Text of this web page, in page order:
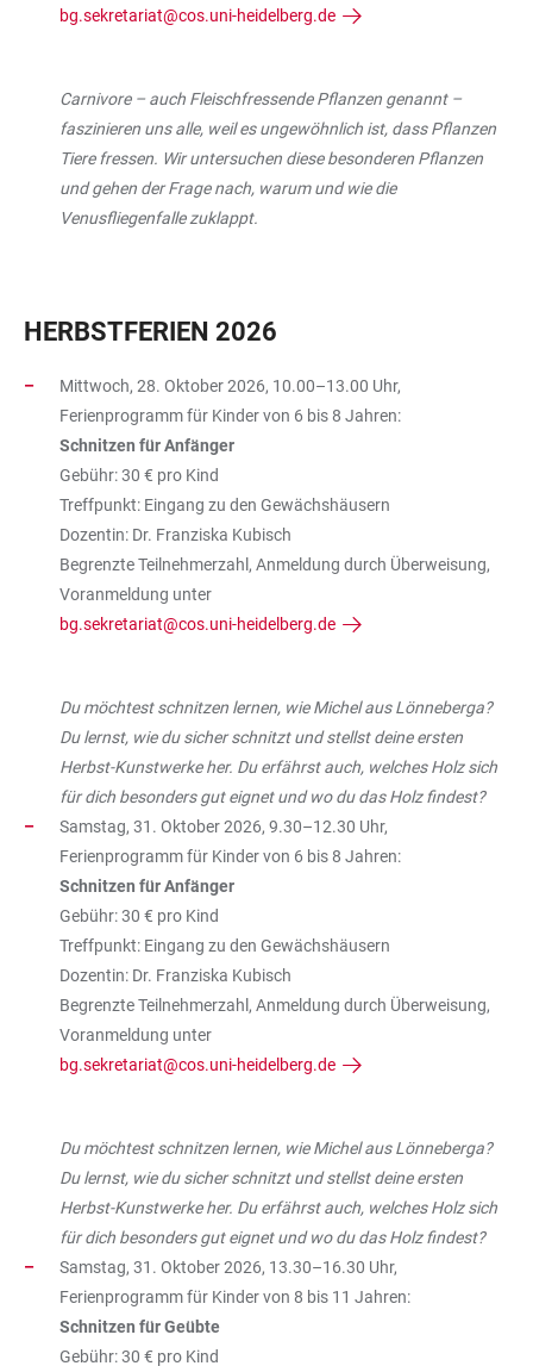
bg.sekretariat@cos.uni-heidelberg.de
Carnivore – auch Fleischfressende Pflanzen genannt –
faszinieren uns alle, weil es ungewöhnlich ist, dass Pflanzen
Tiere fressen. Wir untersuchen diese besonderen Pflanzen
und gehen der Frage nach, warum und wie die
Venusfliegenfalle zuklappt.
HERBSTFERIEN 2026
Mittwoch, 28. Oktober 2026, 10.00–13.00 Uhr,
Ferienprogramm für Kinder von 6 bis 8 Jahren:
Schnitzen für Anfänger
Gebühr: 30 € pro Kind
Treffpunkt: Eingang zu den Gewächshäusern
Dozentin: Dr. Franziska Kubisch
Begrenzte Teilnehmerzahl, Anmeldung durch Überweisung,
Voranmeldung unter
bg.sekretariat@cos.uni-heidelberg.de
Du möchtest schnitzen lernen, wie Michel aus Lönneberga?
Du lernst, wie du sicher schnitzt und stellst deine ersten
Herbst-Kunstwerke her. Du erfährst auch, welches Holz sich
für dich besonders gut eignet und wo du das Holz findest?
Samstag, 31. Oktober 2026, 9.30–12.30 Uhr,
Ferienprogramm für Kinder von 6 bis 8 Jahren:
Schnitzen für Anfänger
Gebühr: 30 € pro Kind
Treffpunkt: Eingang zu den Gewächshäusern
Dozentin: Dr. Franziska Kubisch
Begrenzte Teilnehmerzahl, Anmeldung durch Überweisung,
Voranmeldung unter
bg.sekretariat@cos.uni-heidelberg.de
Du möchtest schnitzen lernen, wie Michel aus Lönneberga?
Du lernst, wie du sicher schnitzt und stellst deine ersten
Herbst-Kunstwerke her. Du erfährst auch, welches Holz sich
für dich besonders gut eignet und wo du das Holz findest?
Samstag, 31. Oktober 2026, 13.30–16.30 Uhr,
Ferienprogramm für Kinder von 8 bis 11 Jahren:
Schnitzen für Geübte
Gebühr: 30 € pro Kind